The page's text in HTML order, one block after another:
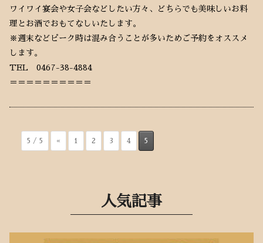
ワイワイ宴会や女子会などしたい方々、どちらでも美味しいお料
理とお酒でおもてなしいたします。
※週末などピーク時は混み合うことが多いためご予約をオススメ
します。
TEL 0467-38-4884
＝＝＝＝＝＝＝＝＝＝
5 / 5 « 1 2 3 4 5
人気記事